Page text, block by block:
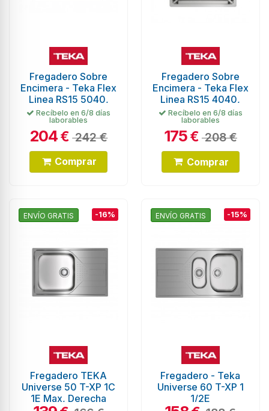
Fregadero Sobre
Encimera - Teka Flex
Linea RS15 5040,
Inox
Recíbelo en 6/8 días
laborables
204€ 242 €
Comprar
Fregadero Sobre
Encimera - Teka Flex
Linea RS15 4040,
Inox
Recíbelo en 6/8 días
laborables
175€ 208 €
Comprar
ENVÍO GRATIS -16%
Fregadero TEKA
Universe 50 T-XP 1C
1E Max, Derecha
ENVÍO GRATIS -15%
Fregadero - Teka
Universe 60 T-XP 1
1/2E